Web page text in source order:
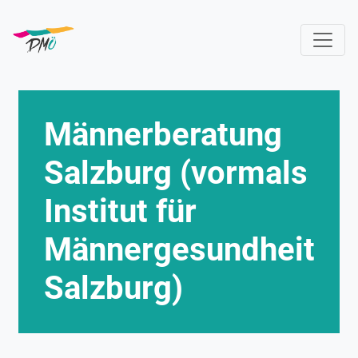
zum
Inhalt
Männerberatung
Salzburg (vormals
Institut für
Männergesundheit
Salzburg)